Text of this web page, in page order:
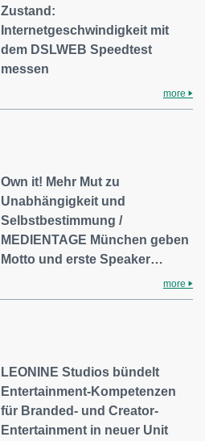
Zustand:
Internetgeschwindigkeit mit
dem DSLWEB Speedtest
messen
more
Own it! Mehr Mut zu
Unabhängigkeit und
Selbstbestimmung /
MEDIENTAGE München geben
Motto und erste Speaker…
more
LEONINE Studios bündelt
Entertainment-Kompetenzen
für Branded- und Creator-
Entertainment in neuer Unit